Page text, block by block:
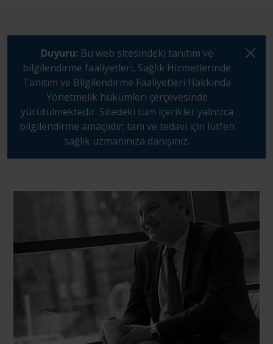
Duyuru: Bu web sitesindeki tanıtım ve
bilgilendirme faaliyetleri, Sağlık Hizmetlerinde
Tanıtım ve Bilgilendirme Faaliyetleri Hakkında
Yönetmelik hükümleri çerçevesinde
yürütülmektedir. Sitedeki tüm içerikler yalnızca
bilgilendirme amaçlıdır; tanı ve tedavi için lütfen
sağlık uzmanınıza danışınız.